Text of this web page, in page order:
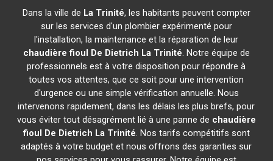
Dans la ville de La Trinité, les habitants peuvent compter
sur les services d'un plombier expérimenté pour
l'installation, la maintenance et la réparation de leur
chaudière fioul De Dietrich La Trinité. Notre équipe de
professionnels est à votre disposition pour répondre à
toutes vos attentes, que ce soit pour une intervention
d'urgence ou une simple vérification annuelle. Nous
intervenons rapidement, dans les délais les plus brefs, pour
vous éviter tout désagrément lié à une panne de chaudière
fioul De Dietrich La Trinité. Nos tarifs compétitifs sont
adaptés à votre budget et nous offrons des garanties sur